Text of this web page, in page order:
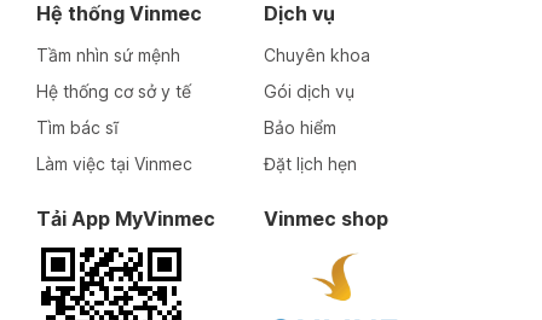
Hệ thống Vinmec
Tầm nhìn sứ mệnh
Hệ thống cơ sở y tế
Tìm bác sĩ
Làm việc tại Vinmec
Dịch vụ
Chuyên khoa
Gói dịch vụ
Bảo hiểm
Đặt lịch hẹn
Tải App MyVinmec Vinmec shop